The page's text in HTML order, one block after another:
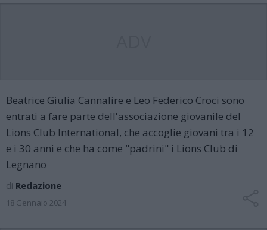
Beatrice Giulia Cannalire e Leo Federico Croci sono
entrati a fare parte dell'associazione giovanile del
Lions Club International, che accoglie giovani tra i 12
e i 30 anni e che ha come "padrini" i Lions Club di
Legnano
di Redazione
18 Gennaio 2024